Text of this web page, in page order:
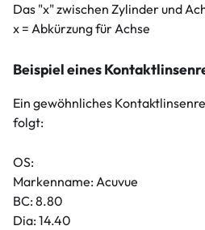
Das "x" zwischen Zylinder und
x = Abkürzung für Achse
Beispiel eines
Ein gewöhnliches
folgt:
OS:
Markenname: Acuvue
BC: 8.80
Dia: 14.40